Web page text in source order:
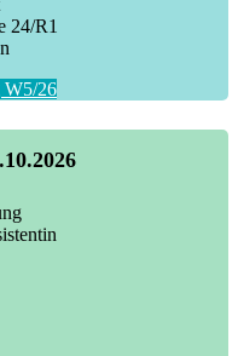
24/R1
W5/26